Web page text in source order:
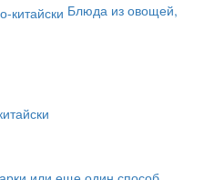
Блюда из овощей,